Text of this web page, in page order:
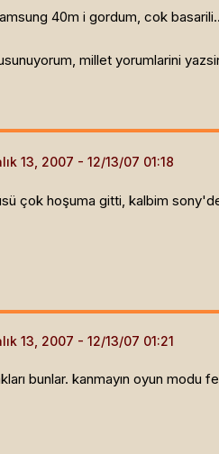
40m i gordum, cok basarili..
millet yorumlarini
13, 2007
çok hoşuma gitti, kalbim
13, 2007
bunlar. kanmayın oyun modu